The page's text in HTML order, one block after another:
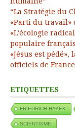
“La Stratégie du
«Parti du travail»
«L’écologie
populaire
«Jésus est
officiels de
ETIQUETTES
FRIEDRICH HAYEK
SCIENTISME